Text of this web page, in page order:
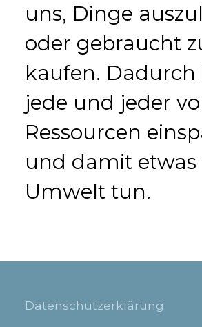
uns, Dinge
oder gebraucht
kaufen. Dadurch
jede und jeder
Ressourcen
und damit etwas
Umwelt tun.
Datenschutzerklärung